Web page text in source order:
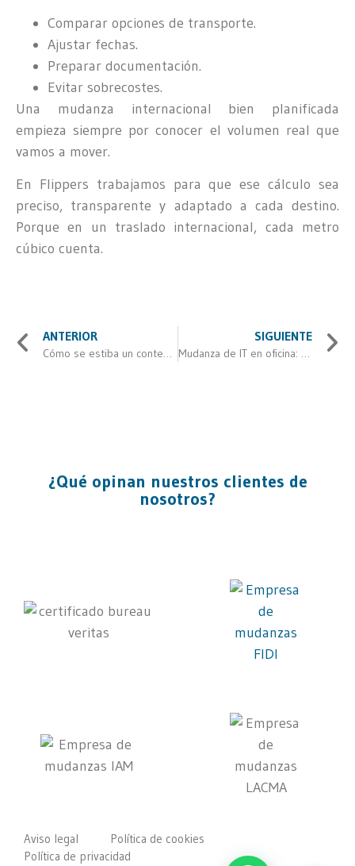
Comparar opciones de transporte.
Ajustar fechas.
Preparar documentación.
Evitar sobrecostes.
Una mudanza internacional bien planificada
empieza siempre por conocer el volumen real que
vamos a mover.
En Flippers trabajamos para que ese cálculo sea
preciso, transparente y adaptado a cada destino.
Porque en un traslado internacional, cada metro
cúbico cuenta.
ANTERIOR
Cómo se estiba un contenedor de mudanza
SIGUIENTE
Mudanza de IT en oficina: cómo trasladar servidores, equipos y redes sin sustos
¿Qué opinan nuestros clientes de
nosotros?
Aviso legal
Política de cookies
Política de privacidad